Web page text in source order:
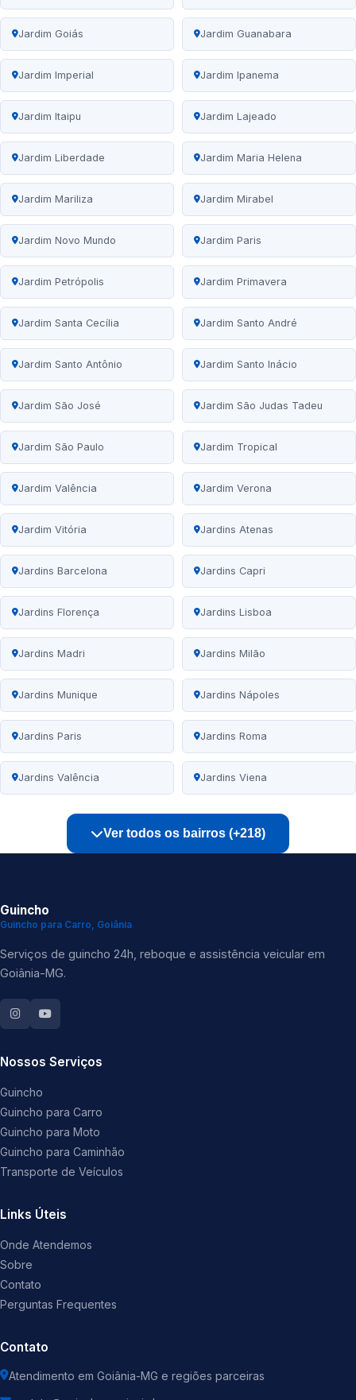
Jardim Goiás Jardim Guanabara
Jardim Imperial Jardim Ipanema
Jardim Itaipu Jardim Lajeado
Jardim Liberdade Jardim Maria Helena
Jardim Mariliza Jardim Mirabel
Jardim Novo Mundo Jardim Paris
Jardim Petrópolis Jardim Primavera
Jardim Santa Cecília Jardim Santo André
Jardim Santo Antônio Jardim Santo Inácio
Jardim São José Jardim São Judas Tadeu
Jardim São Paulo Jardim Tropical
Jardim Valência Jardim Verona
Jardim Vitória Jardins Atenas
Jardins Barcelona Jardins Capri
Jardins Florença Jardins Lisboa
Jardins Madri Jardins Milão
Jardins Munique Jardins Nápoles
Jardins Paris Jardins Roma
Jardins Valência Jardins Viena
Ver todos os bairros (+218)
Guincho
Guincho para Carro, Goiânia
Serviços de guincho 24h, reboque e assistência veicular em
Goiânia-MG.
Nossos Serviços
Guincho
Guincho para Carro
Guincho para Moto
Guincho para Caminhão
Transporte de Veículos
Links Úteis
Onde Atendemos
Sobre
Contato
Perguntas Frequentes
Contato
Atendimento em Goiânia-MG e regiões parceiras